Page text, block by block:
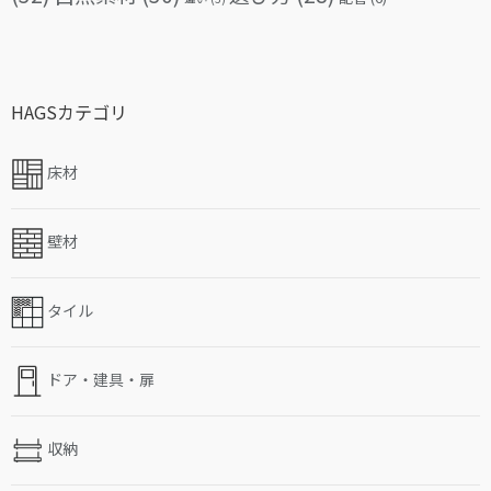
HAGSカテゴリ
床材
壁材
タイル
ドア・建具・扉
収納